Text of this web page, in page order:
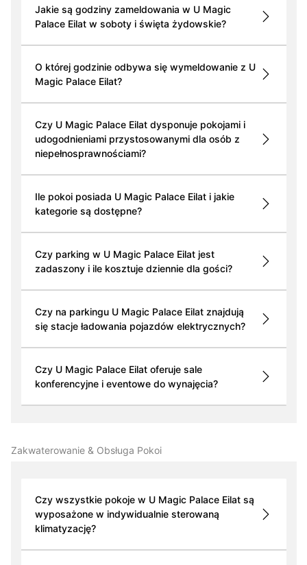
Jakie są godziny zameldowania w U Magic
Palace Eilat w soboty i święta żydowskie?
O której godzinie odbywa się wymeldowanie z U
Magic Palace Eilat?
Czy U Magic Palace Eilat dysponuje pokojami i
udogodnieniami przystosowanymi dla osób z
niepełnosprawnościami?
Ile pokoi posiada U Magic Palace Eilat i jakie
kategorie są dostępne?
Czy parking w U Magic Palace Eilat jest
zadaszony i ile kosztuje dziennie dla gości?
Czy na parkingu U Magic Palace Eilat znajdują
się stacje ładowania pojazdów elektrycznych?
Czy U Magic Palace Eilat oferuje sale
konferencyjne i eventowe do wynajęcia?
Zakwaterowanie & Obsługa Pokoi
Czy wszystkie pokoje w U Magic Palace Eilat są
wyposażone w indywidualnie sterowaną
klimatyzację?